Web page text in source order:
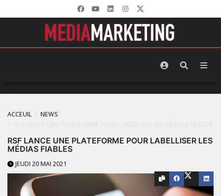
ACCEUIL
NEWS
RSF LANCE UNE PLATEFORME POUR LABELLISER LES
MÉDIAS FIABLES
JEUDI 20 MAI 2021